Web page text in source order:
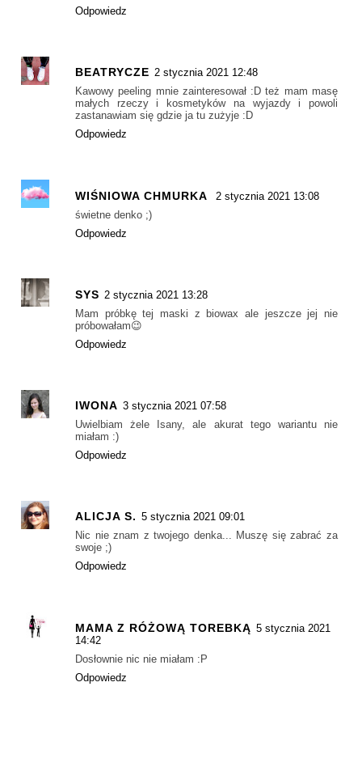
Odpowiedz
BEATRYCZE 2 stycznia 2021 12:48
Kawowy peeling mnie zainteresował :D też mam masę
małych rzeczy i kosmetyków na wyjazdy i powoli
zastanawiam się gdzie ja tu zużyje :D
Odpowiedz
WIŚNIOWA CHMURKA
2 stycznia 2021 13:08
świetne denko ;)
Odpowiedz
SYS 2 stycznia 2021 13:28
Mam próbkę tej maski z biowax ale jeszcze jej nie
próbowałam😉
Odpowiedz
IWONA 3 stycznia 2021 07:58
Uwielbiam żele Isany, ale akurat tego wariantu nie
miałam :)
Odpowiedz
ALICJA S. 5 stycznia 2021 09:01
Nic nie znam z twojego denka... Muszę się zabrać za
swoje ;)
Odpowiedz
MAMA Z RÓŻOWĄ TOREBKĄ 5 stycznia 2021
14:42
Dosłownie nic nie miałam :P
Odpowiedz